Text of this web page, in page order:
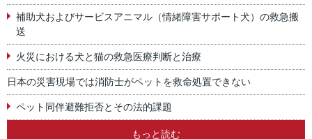
補助犬およびサービスアニマル（情緒障害サポート犬）の救急搬
送
火災における犬と猫の救急医療判断と治療
日本の災害現場では消防士がペットを救命処置できない
ペット同伴避難拒否とその法的課題
もっと読む